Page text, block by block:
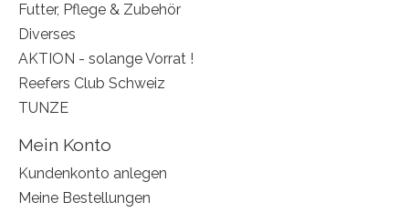
Futter, Pflege & Zubehör
Diverses
AKTION - solange Vorrat !
Reefers Club Schweiz
TUNZE
Mein Konto
Kundenkonto anlegen
Meine Bestellungen